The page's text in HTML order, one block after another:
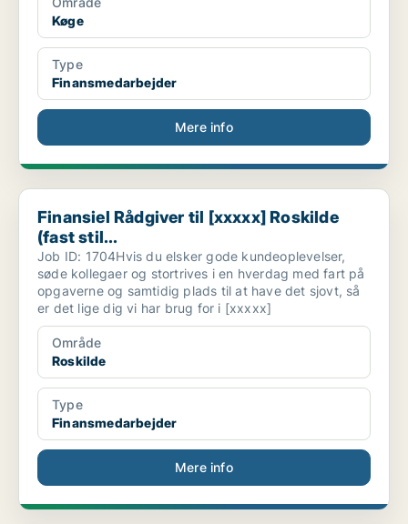
Køge
Type
Finansmedarbejder
Mere info
Finansiel Rådgiver til [xxxxx] Roskilde (fast stil...
Finansiel Rådgiver til [xxxxx] Roskilde
(fast stil...
Job ID: 1704Hvis du elsker gode kundeoplevelser,
søde kollegaer og stortrives i en hverdag med fart på
opgaverne og samtidig plads til at have det sjovt, så
er det lige dig vi har brug for i [xxxxx]
Område
Roskilde
Type
Finansmedarbejder
Mere info